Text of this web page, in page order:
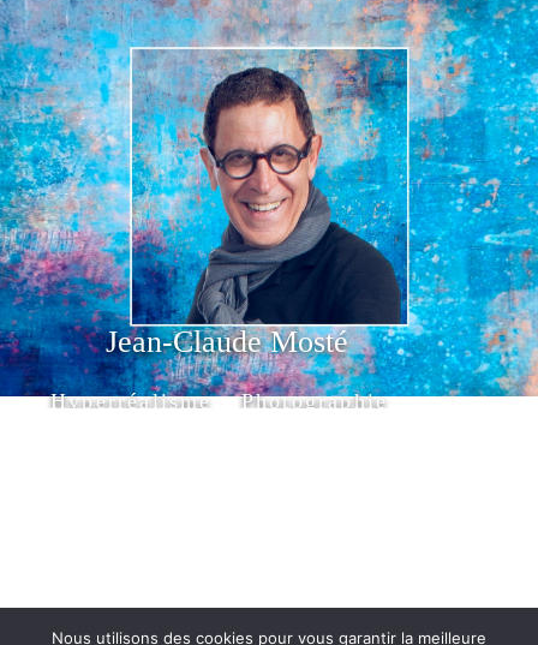
Hyperréalisme Photographie
Jean-Claude Mosté
Nous utilisons des cookies pour vous garantir la meilleure